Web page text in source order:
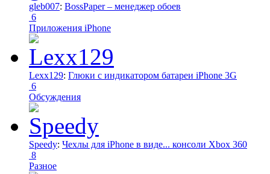
gleb007: BossPaper – менеджер обоев
6
Приложения iPhone
Lexx129: Глюки с индикатором батареи iPhone 3G
6
Обсуждения
Speedy: Чехлы для iPhone в виде... консоли Xbox 360
8
Разное